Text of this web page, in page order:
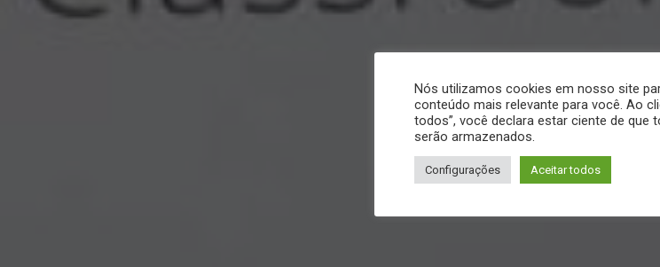
Nós utilizamos cookies em nosso site
conteúdo mais relevante para você. Ao
todos”, você declara estar ciente de que
serão armazenados.
Configurações Aceitar todos